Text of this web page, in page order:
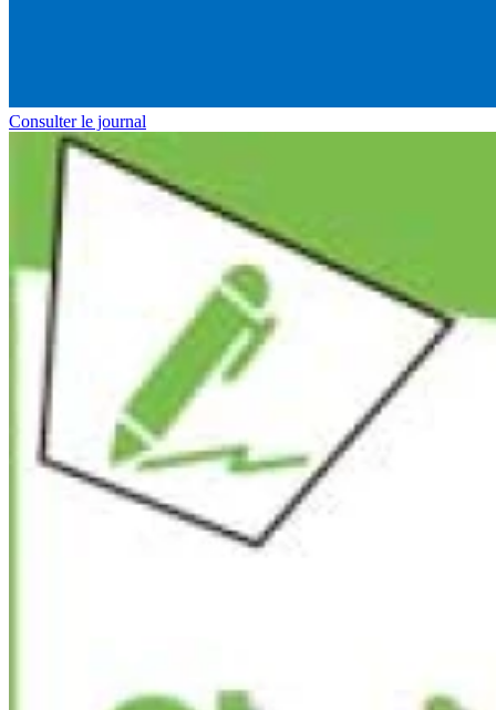
Consulter le journal